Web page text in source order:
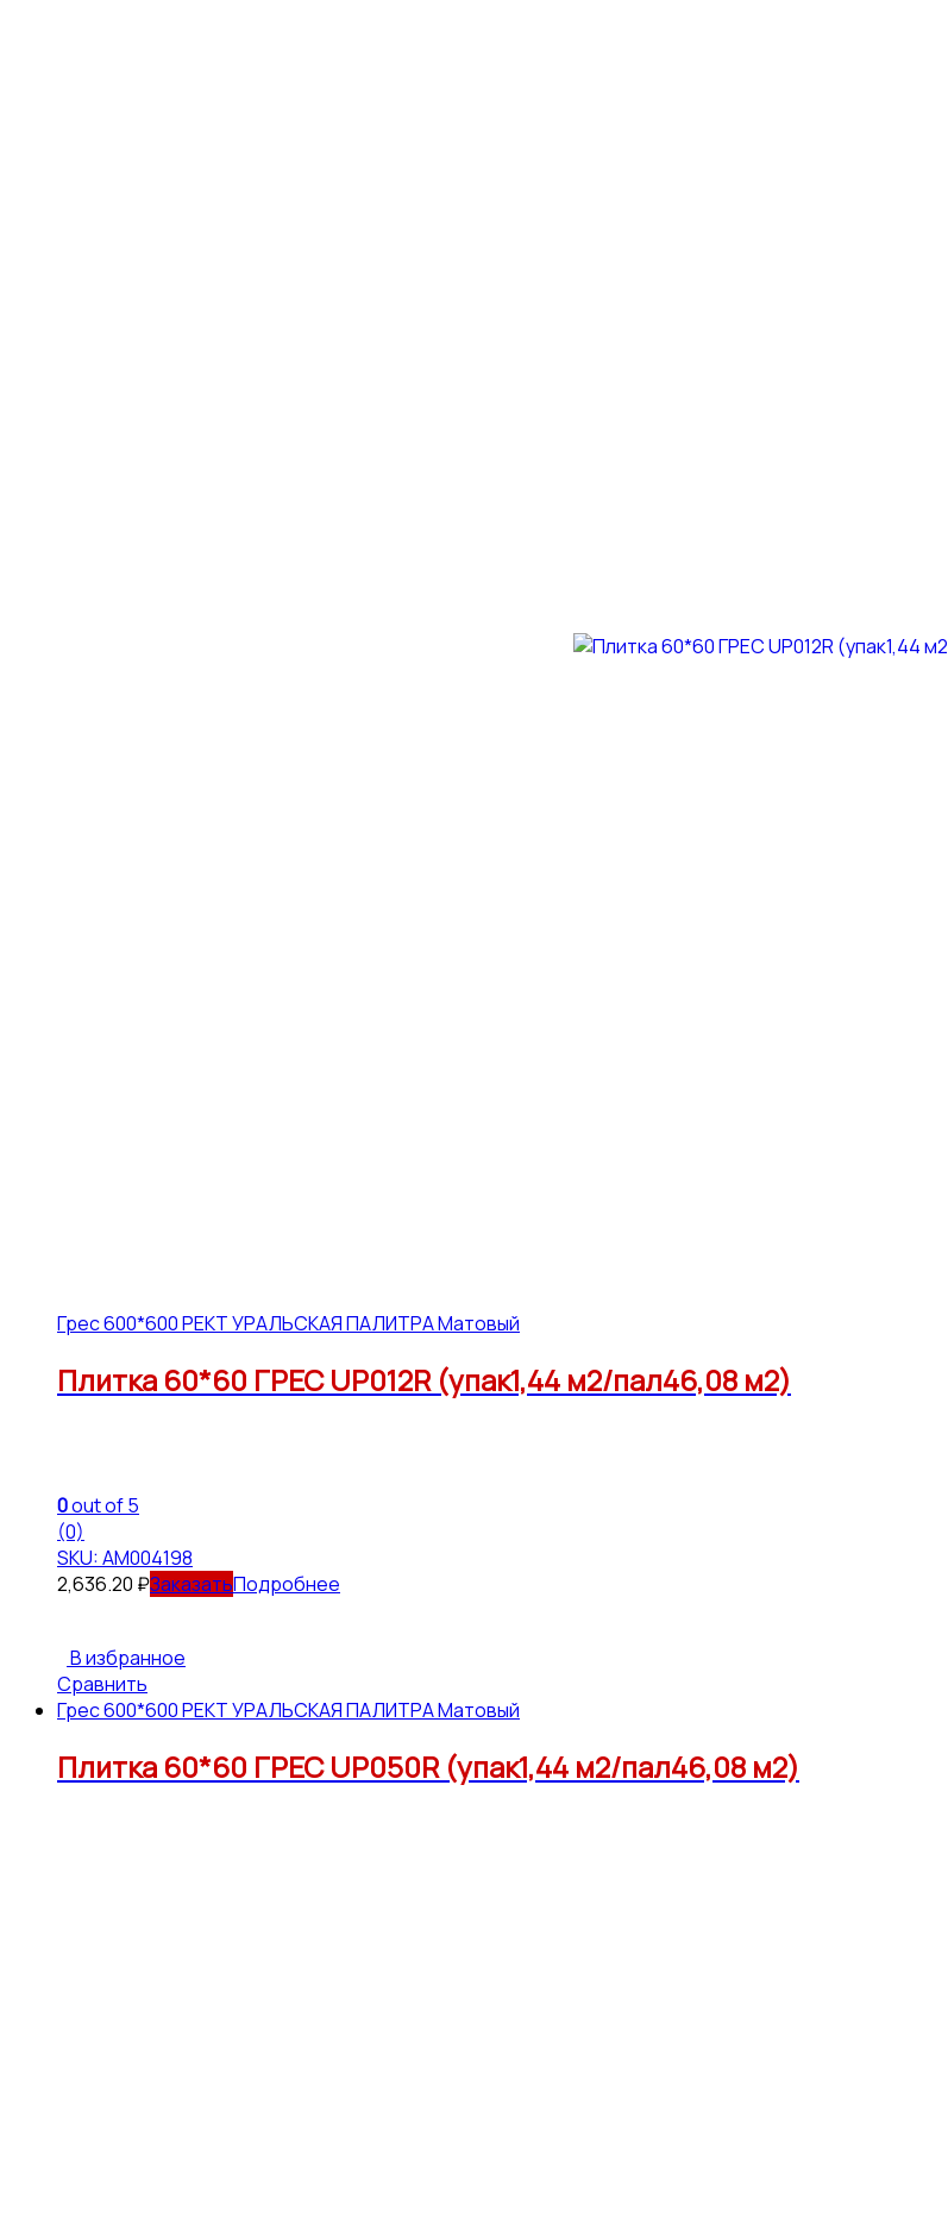
Грес 600*600 РЕКТ УРАЛЬСКАЯ ПАЛИТРА Матовый
Плитка 60*60 ГРЕС UP012R (упак1,44 м2/пал46,08 м2)
0out of 5
(0)
SKU: АМ004198
2,636.20 ₽ Подробнее
В избранное
Сравнить
Грес 600*600 РЕКТ УРАЛЬСКАЯ ПАЛИТРА Матовый
Плитка 60*60 ГРЕС UP050R (упак1,44 м2/пал46,08 м2)